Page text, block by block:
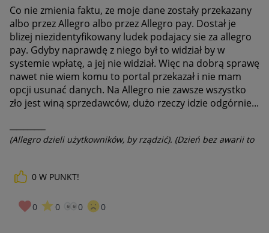
Co nie zmienia faktu, ze moje dane zostały przekazany
albo przez Allegro albo przez Allegro pay. Dostał je
blizej niezidentyfikowany ludek podajacy sie za allegro
pay. Gdyby naprawdę z niego był to widział by w
systemie wpłatę, a jej nie widział. Więc na dobrą sprawę
nawet nie wiem komu to portal przekazał i nie mam
opcji usunać danych. Na Allegro nie zawsze wszystko
zło jest winą sprzedawców, dużo rzeczy idzie odgórnie...
(Allegro dzieli użytkowników, by rządzić). (Dzień bez awarii to
0 W PUNKT!
0 0 0 0